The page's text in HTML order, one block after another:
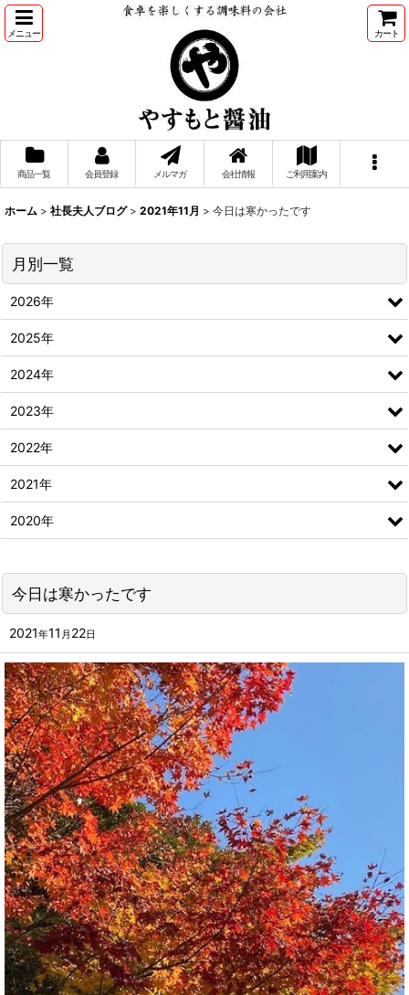
メニュー カート
商品一覧 会員登録 メルマガ 会社情報 ご利用案内
ホーム > 社長夫人ブログ > 2021年11月 > 今日は寒かったです
今日は寒かったです
2021年11 月 22日
月別一覧
2026年
2025年
2024年
2023年
2022年
2021年
2020年